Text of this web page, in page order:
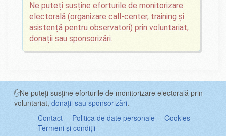
Ne puteți susține eforturile de monitorizare
electorală (organizare call-center, training și
asistență pentru observatori) prin voluntariat,
donații sau sponsorizări.
✋Ne puteți susține eforturile de monitorizare electorală prin
voluntariat, donații sau sponsorizări.
Contact
Politica de date personale
Cookies
Termeni și condiții